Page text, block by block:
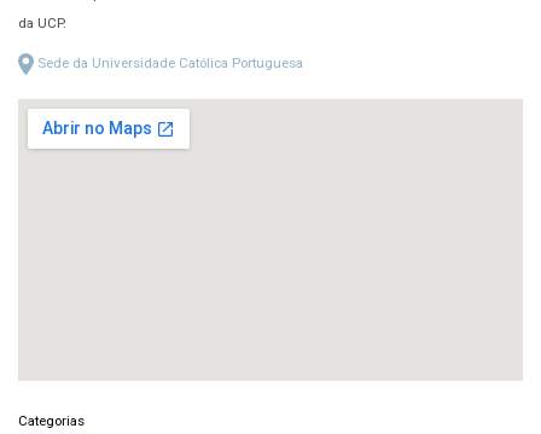
da UCP.
Sede da Universidade Católica Portuguesa
Categorias